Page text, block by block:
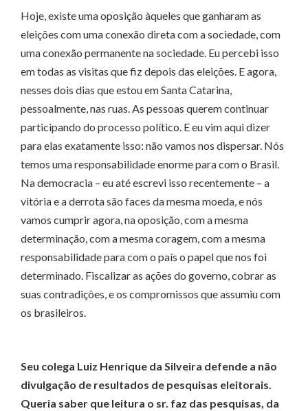
Hoje, existe uma oposição àqueles que ganharam as
eleições com uma conexão direta com a sociedade, com
uma conexão permanente na sociedade. Eu percebi isso
em todas as visitas que fiz depois das eleições. E agora,
nesses dois dias que estou em Santa Catarina,
pessoalmente, nas ruas. As pessoas querem continuar
participando do processo político. E eu vim aqui dizer
para elas exatamente isso: não vamos nos dispersar. Nós
temos uma responsabilidade enorme para com o Brasil.
Na democracia – eu até escrevi isso recentemente – a
vitória e a derrota são faces da mesma moeda, e nós
vamos cumprir agora, na oposição, com a mesma
determinação, com a mesma coragem, com a mesma
responsabilidade para com o país o papel que nos foi
determinado. Fiscalizar as ações do governo, cobrar as
suas contradições, e os compromissos que assumiu com
os brasileiros.
Seu colega Luiz Henrique da Silveira defende a não
divulgação de resultados de pesquisas eleitorais.
Queria saber que leitura o sr. faz das pesquisas, da